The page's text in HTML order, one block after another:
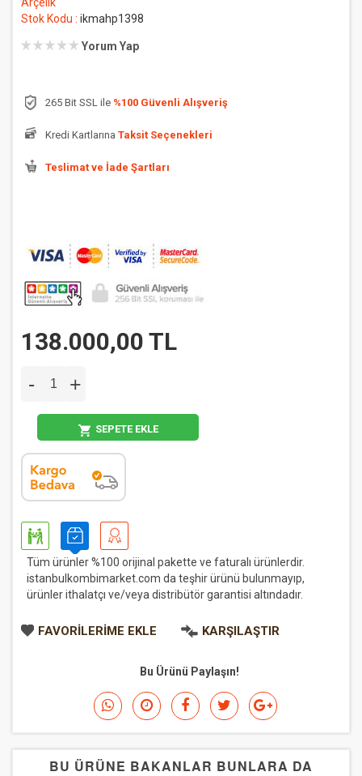
Arçelik
Stok Kodu : ikmahp1398
Yorum Yap
265 Bit SSL ile %100 Güvenli Alışveriş
Kredi Kartlarına Taksit Seçenekleri
Teslimat ve İade Şartları
138.000,00 TL
- +
SEPETE EKLE
Tüm ürünler %100 orijinal pakette ve faturalı ürünlerdir.
istanbulkombimarket.com da teşhir ürünü bulunmayıp,
ürünler ithalatçı ve/veya distribütör garantisi altındadır.
FAVORILERIME EKLE KARŞILAŞTIR
Bu Ürünü Paylaşın!
BU ÜRÜNE BAKANLAR BUNLARA DA